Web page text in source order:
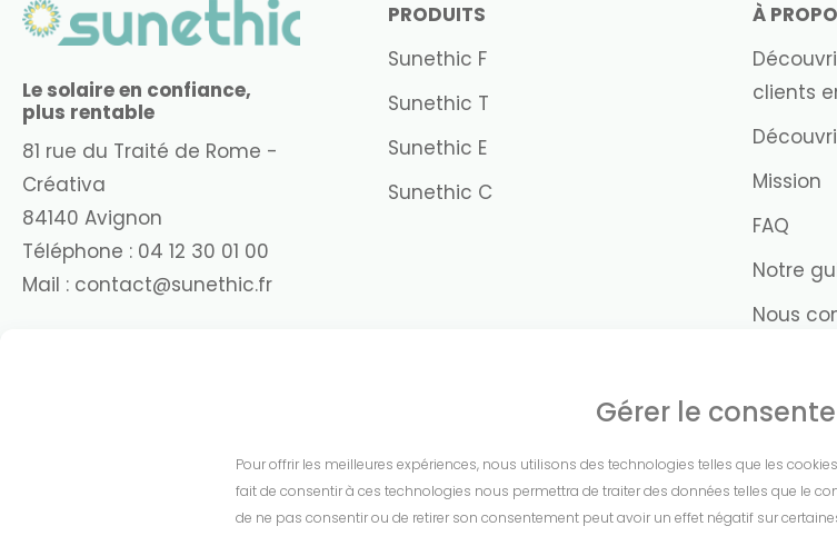
Gérer le
Pour offrir les meilleures expériences, nous utilisons des technologies telles que les
fait de consentir à ces technologies nous permettra de traiter des données telles que le
de ne pas consentir ou de retirer son consentement peut avoir un effet négatif sur
Le solaire en confiance,
plus rentable
81 rue du Traité de Rome -
Créativa
84140 Avignon
Téléphone : 04 12 30 01 00
Mail : contact@sunethic.fr
PRODUITS
Sunethic F
Sunethic T
Sunethic E
Sunethic C
À
clients
Mission
FAQ
Notre
Nous